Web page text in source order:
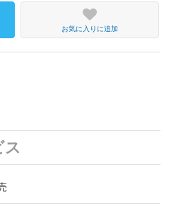
お気に入りに追加
ス